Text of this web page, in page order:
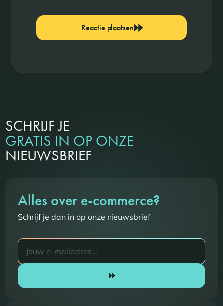
Reactie plaatsen
SCHRIJF JE
GRATIS IN OP ONZE
NIEUWSBRIEF
Alles over e-commerce?
Schrijf je dan in op onze nieuwsbrief